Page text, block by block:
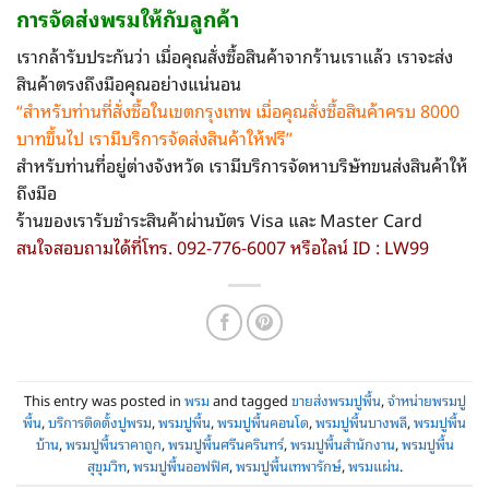
การจัดส่งพรมให้กับลูกค้า
เรากล้ารับประกันว่า เมื่อคุณสั่งซื้อสินค้าจากร้านเราแล้ว เราจะส่ง
สินค้าตรงถึงมือคุณอย่างแน่นอน
“สำหรับท่านที่สั่งซื้อในเขตกรุงเทพ เมื่อคุณสั่งซื้อสินค้าครบ 8000
บาทขึ้นไป เรามีบริการจัดส่งสินค้าให้ฟรี”
สำหรับท่านที่อยู่ต่างจังหวัด เรามีบริการจัดหาบริษัทขนส่งสินค้าให้
ถึงมือ
ร้านของเรารับชำระสินค้าผ่านบัตร Visa และ Master Card
สนใจสอบถามได้ที่โทร. 092-776-6007 หรือไลน์ ID : LW99
This entry was posted in พรม and tagged ขายส่งพรมปูพื้น,จำหน่ายพรมปู
พื้น,บริการติดตั้งปูพรม,พรมปูพื้น,พรมปูพื้นคอนโด,พรมปูพื้นบางพลี,พรมปูพื้น
บ้าน,พรมปูพื้นราคาถูก,พรมปูพื้นศรีนครินทร์,พรมปูพื้นสำนักงาน,พรมปูพื้น
สุขุมวิท,พรมปูพื้นออฟฟิศ,พรมปูพื้นเทพารักษ์,พรมแผ่น.